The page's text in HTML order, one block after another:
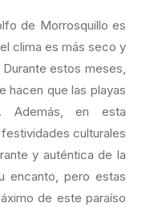
de Morrosquillo es
clima es más seco y
estos meses,
hacen que las playas
Además, en esta
culturales
y auténtica de la
encanto, pero estas
de este paraíso